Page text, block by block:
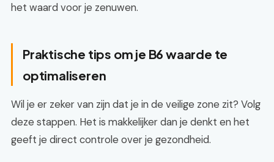
het waard voor je zenuwen.
Praktische tips om je B6 waarde te
optimaliseren
Wil je er zeker van zijn dat je in de veilige zone zit? Volg
deze stappen. Het is makkelijker dan je denkt en het
geeft je direct controle over je gezondheid.